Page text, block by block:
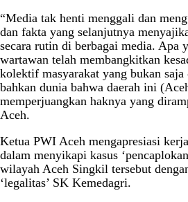
“Media tak henti menggali dan
dan fakta yang selanjutnya
secara rutin di berbagai media. Apa
wartawan telah membangkitkan
kolektif masyarakat yang bukan
bahkan dunia bahwa daerah ini
memperjuangkan haknya yang
Aceh.
Ketua PWI Aceh mengapresiasi
dalam menyikapi kasus
wilayah Aceh Singkil tersebut
‘legalitas’ SK Kemedagri.